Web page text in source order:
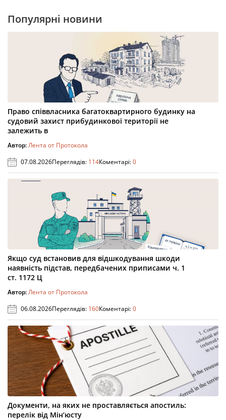
Популярні новини
Право співвласника багатоквартирного будинку на
судовий захист прибудинкової території не
залежить в
Автор:Лента от Протокола
07.08.2026Переглядів: 114Коментарі:0
Якщо суд встановив для відшкодування шкоди
наявність підстав, передбачених приписами ч. 1
ст. 1172 Ц
Автор:Лента от Протокола
06.08.2026Переглядів: 160Коментарі:0
Документи, на яких не проставляється апостиль:
перелік від Мін’юсту